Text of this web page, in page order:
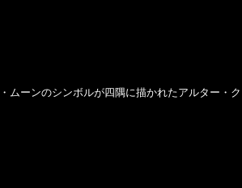
ーンのシンボルが四隅に描かれたアルター・ク